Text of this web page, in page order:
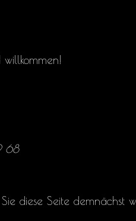
willkommen!
68
diese Seite demnächst